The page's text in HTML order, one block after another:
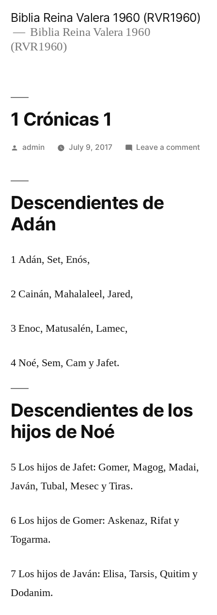
content
Biblia Reina Valera 1960 (RVR1960)
Biblia Reina Valera 1960
(RVR1960)
1 Crónicas 1
Posted
admin July 9, 2017 Leave a comment
Descendientes de
Adán
1 Adán, Set, Enós,
2 Cainán, Mahalaleel, Jared,
3 Enoc, Matusalén, Lamec,
4 Noé, Sem, Cam y Jafet.
Descendientes de los
hijos de Noé
5 Los hijos de Jafet: Gomer, Magog, Madai,
Javán, Tubal, Mesec y Tiras.
6 Los hijos de Gomer: Askenaz, Rifat y
Togarma.
7 Los hijos de Javán: Elisa, Tarsis, Quitim y
Dodanim.